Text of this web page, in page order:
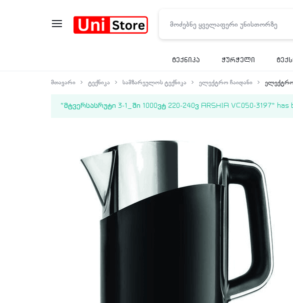
ტექნიკა ჭურჭელი
მთავარი ტექნიკა სამზარეულოს ტექნიკა ელექტრო ჩაიდანი ელექტრო
“მტვერსასრუტი 3-1_ში 1000ვტ 220-240ვ ARSHIA VC050-3197”